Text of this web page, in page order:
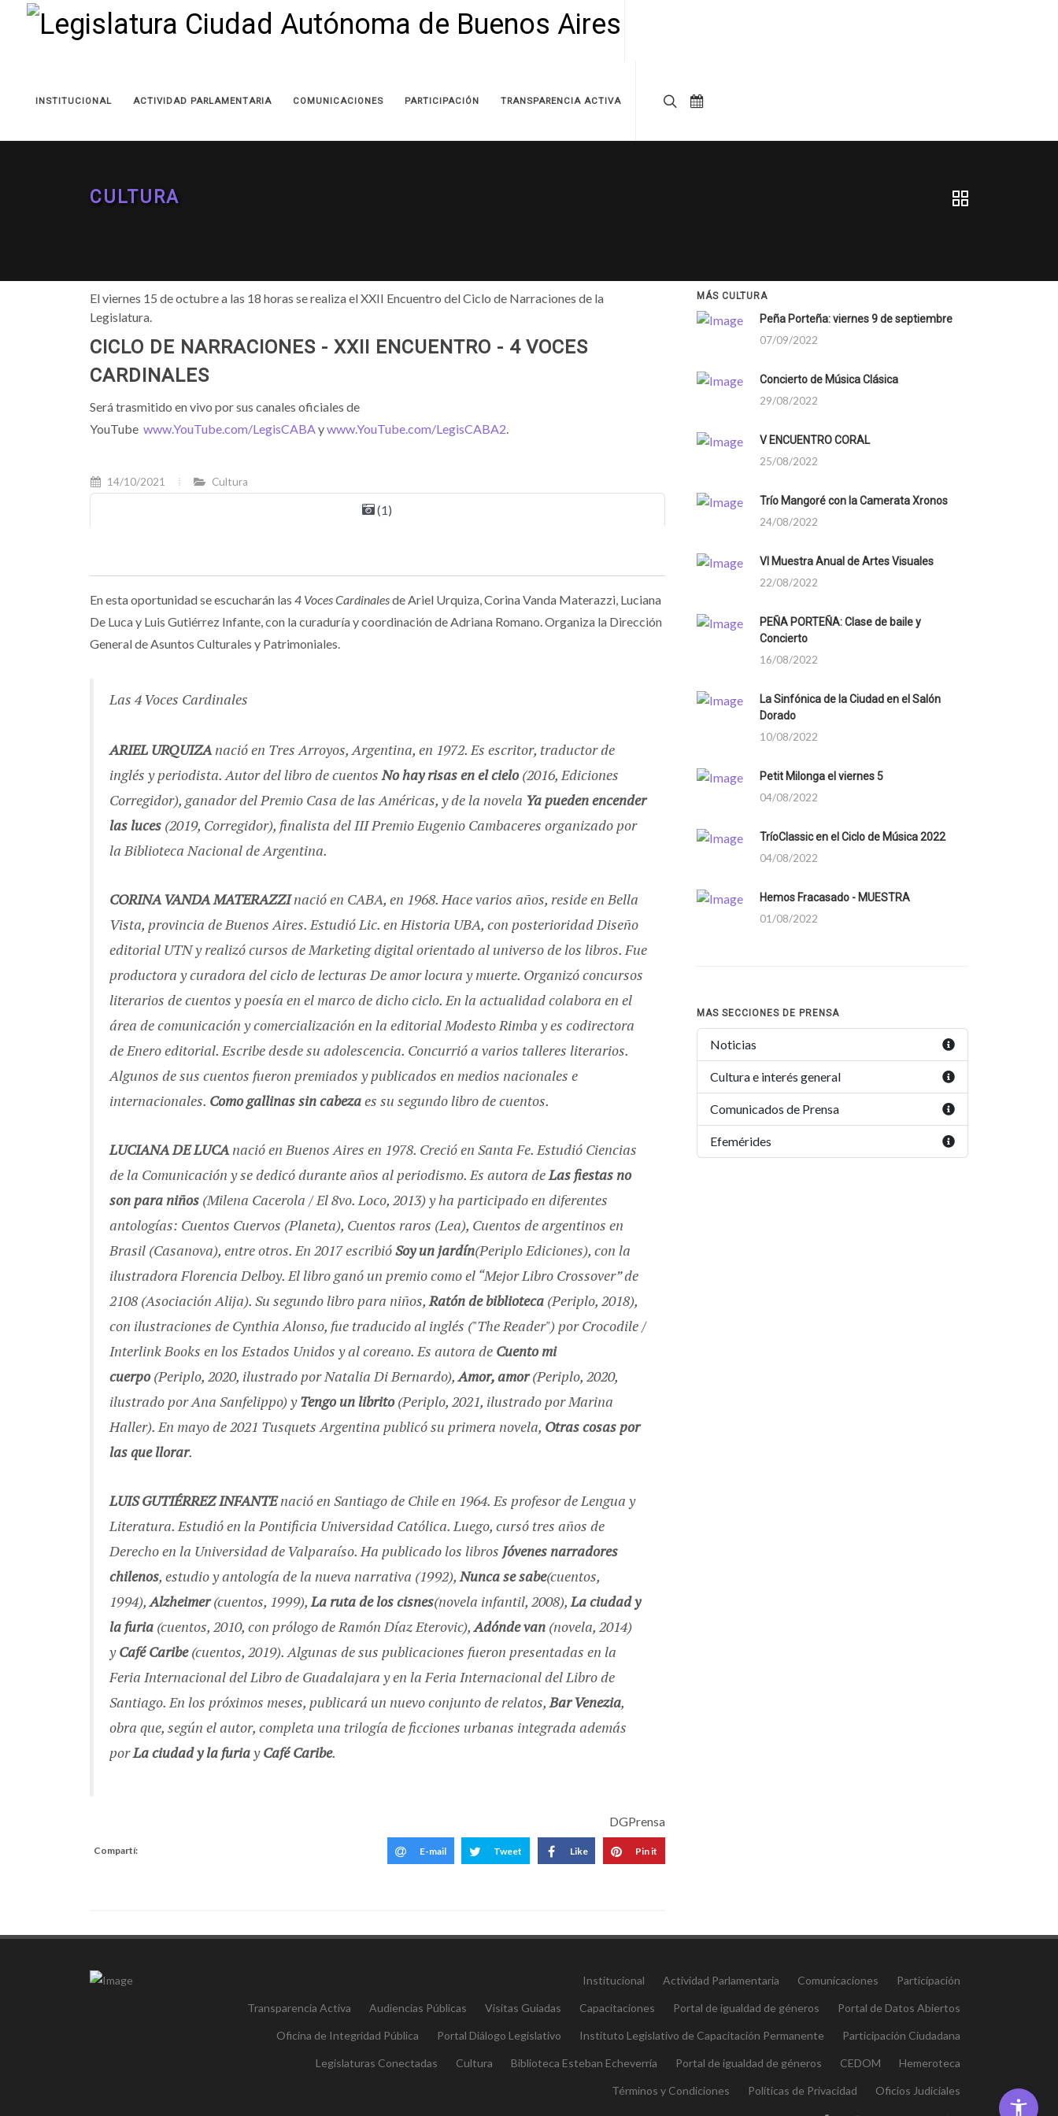
INSTITUCIONAL ACTIVIDAD PARLAMENTARIA COMUNICACIONES PARTICIPACIÓN TRANSPARENCIA ACTIVA
CULTURA
El viernes 15 de octubre a las 18 horas se realiza el XXII Encuentro del Ciclo de Narraciones de la
Legislatura.
CICLO DE NARRACIONES - XXII ENCUENTRO - 4 VOCES
CARDINALES
Será trasmitido en vivo por sus canales oficiales de
YouTube www.YouTube.com/LegisCABAywww.YouTube.com/LegisCABA2.
14/10/2021 Cultura
(1)
En esta oportunidad se escucharán las 4 Voces Cardinalesde Ariel Urquiza, Corina Vanda Materazzi, Luciana
De Luca y Luis Gutiérrez Infante, con la curaduría y coordinación de Adriana Romano. Organiza la Dirección
General de Asuntos Culturales y Patrimoniales.
Las 4 Voces Cardinales
ARIEL URQUIZAnació en Tres Arroyos, Argentina, en 1972. Es escritor, traductor de
inglés y periodista. Autor del libro de cuentosNo hay risas en el cielo(2016, Ediciones
Corregidor), ganador del Premio Casa de las Américas, y de la novela Ya pueden encender
las luces (2019, Corregidor), finalista del III Premio Eugenio Cambaceres organizado por
la Biblioteca Nacional de Argentina.
CORINA VANDA MATERAZZInació en CABA, en 1968. Hace varios años, reside en Bella
Vista, provincia de Buenos Aires. Estudió Lic. en Historia UBA, con posterioridad Diseño
editorial UTN y realizó cursos de Marketing digital orientado al universo de los libros. Fue
productora y curadora del ciclo de lecturasDe amor locura y muerte. Organizó concursos
literarios de cuentos y poesía en el marco de dicho ciclo. En la actualidad colabora en el
área de comunicación y comercialización en la editorialModesto Rimba y es codirectora
deEnero editorial. Escribe desde su adolescencia. Concurrió a varios talleres literarios.
Algunos de sus cuentos fueron premiados y publicados en medios nacionales e
internacionales. Como gallinas sin cabezaes su segundo libro de cuentos.
LUCIANA DE LUCAnació en Buenos Aires en 1978. Creció en Santa Fe. Estudió Ciencias
de la Comunicación y se dedicó durante años al periodismo. Es autora deLas fiestas no
son para niños (Milena Cacerola / El 8vo. Loco, 2013) y ha participado en diferentes
antologías: Cuentos Cuervos (Planeta), Cuentos raros (Lea), Cuentos de argentinos en
Brasil (Casanova), entre otros. En 2017 escribióSoy un jardín(Periplo Ediciones), con la
ilustradora Florencia Delboy. El libro ganó un premio como el “Mejor Libro Crossover” de
2108 (Asociación Alija). Su segundo libro para niños,Ratón de biblioteca (Periplo, 2018),
con ilustraciones de Cynthia Alonso, fue traducido al inglés ("The Reader") por Crocodile /
Interlink Books en los Estados Unidos y al coreano. Es autora de Cuento mi
cuerpo(Periplo, 2020, ilustrado por Natalia Di Bernardo),Amor, amor(Periplo, 2020,
ilustrado por Ana Sanfelippo) yTengo un librito(Periplo, 2021, ilustrado por Marina
Haller). En mayo de 2021 Tusquets Argentina publicó su primera novela, Otras cosas por
las que llorar.
LUIS GUTIÉRREZ INFANTEnació en Santiago de Chile en 1964. Es profesor de Lengua y
Literatura. Estudió en la Pontificia Universidad Católica. Luego, cursó tres años de
Derecho en la Universidad de Valparaíso. Ha publicado los libros Jóvenes narradores
chilenos, estudio y antología de la nueva narrativa (1992),Nunca se sabe(cuentos,
1994),Alzheimer(cuentos, 1999),La ruta de los cisnes(novela infantil, 2008),La ciudad y
la furia (cuentos, 2010, con prólogo de Ramón Díaz Eterovic),Adónde van (novela, 2014)
yCafé Caribe(cuentos, 2019). Algunas de sus publicaciones fueron presentadas en la
Feria Internacional del Libro de Guadalajara y en la Feria Internacional del Libro de
Santiago. En los próximos meses, publicará un nuevo conjunto de relatos,Bar Venezia,
obra que, según el autor, completa una trilogía de ficciones urbanas integrada además
porLa ciudad y la furiayCafé Caribe.
DGPrensa
Compartí: E-mail Tweet Like Pin it
MÁS CULTURA
Peña Porteña: viernes 9 de septiembre
07/09/2022
Concierto de Música Clásica
29/08/2022
V ENCUENTRO CORAL
25/08/2022
Trío Mangoré con la Camerata Xronos
24/08/2022
VI Muestra Anual de Artes Visuales
22/08/2022
PEÑA PORTEÑA: Clase de baile y
Concierto
16/08/2022
La Sinfónica de la Ciudad en el Salón
Dorado
10/08/2022
Petit Milonga el viernes 5
04/08/2022
TríoClassic en el Ciclo de Música 2022
04/08/2022
Hemos Fracasado - MUESTRA
01/08/2022
MAS SECCIONES DE PRENSA
Noticias
Cultura e interés general
Comunicados de Prensa
Efemérides
Institucional Actividad Parlamentaria Comunicaciones Participación
Transparencia Activa Audiencias Públicas Visitas Guiadas Capacitaciones Portal de igualdad de géneros Portal de Datos Abiertos
Oficina de Integridad Pública Portal Diálogo Legislativo Instituto Legislativo de Capacitación Permanente Participación Ciudadana
Legislaturas Conectadas Cultura Biblioteca Esteban Echeverría Portal de igualdad de géneros CEDOM Hemeroteca
Términos y Condiciones Políticas de Privacidad Oficios Judiciales